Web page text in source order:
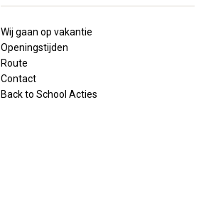
Wij gaan op vakantie
Openingstijden
Route
Contact
Back to School Acties